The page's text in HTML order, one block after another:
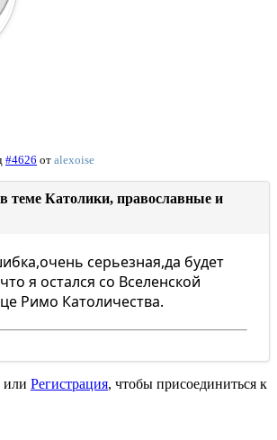
#4626 от alexoise
в теме Католики, православные и
серьезная,да будет
я остался со Вселенской
Римо Католичества.
или Регистрация, чтобы присоединиться к